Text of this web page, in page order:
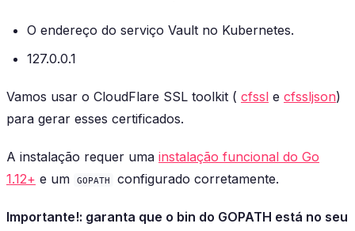
O endereço do serviço Vault no Kubernetes.
127.0.0.1
Vamos usar o CloudFlare SSL toolkit ( cfssl e cfssljson)
para gerar esses certificados.
A instalação requer uma instalação funcional do Go
1.12+ e um GOPATH configurado corretamente.
Importante!: garanta que o bin do GOPATH está no seu